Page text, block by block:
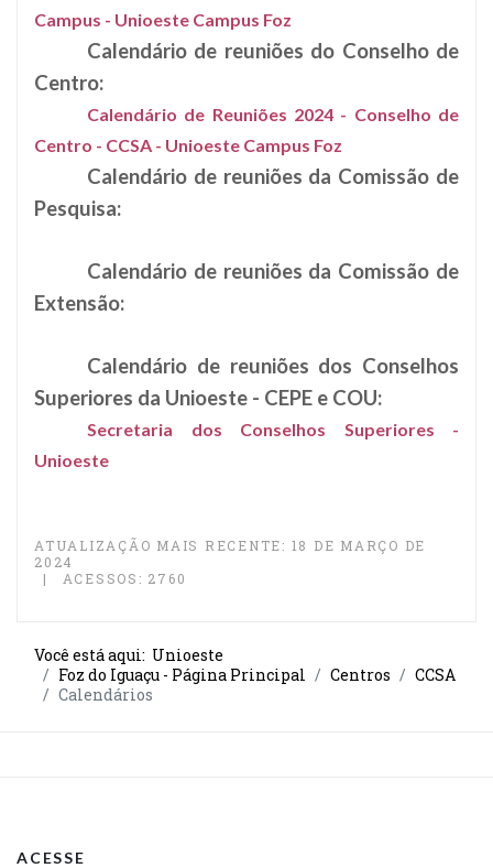
Campus - Unioeste Campus Foz
Calendário de reuniões do Conselho de
Centro:
Calendário de Reuniões 2024 - Conselho de
Centro - CCSA - Unioeste Campus Foz
Calendário de reuniões da Comissão de
Pesquisa:
Calendário de reuniões da Comissão de
Extensão:
Calendário de reuniões dos Conselhos
Superiores da Unioeste - CEPE e COU:
Secretaria dos Conselhos Superiores -
Unioeste
ATUALIZAÇÃO MAIS RECENTE: 18 DE MARÇO DE
2024
ACESSOS: 2760
Você está aqui: Unioeste
Foz do Iguaçu - Página Principal
Centros
CCSA
Calendários
ACESSE